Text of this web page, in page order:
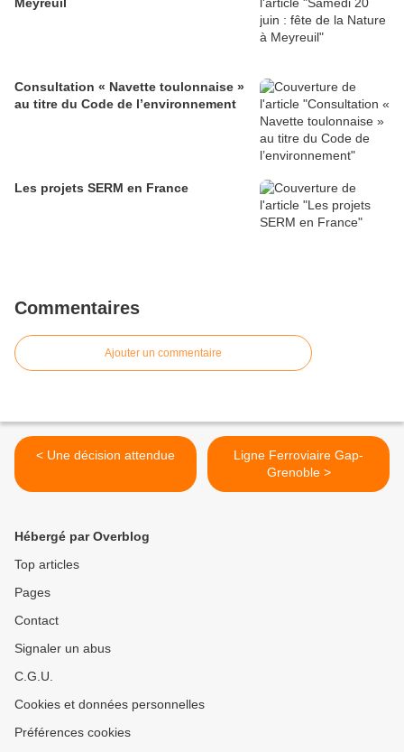
Consultation « Navette toulonnaise »
au titre du Code de l’environnement
Les projets SERM en France
Commentaires
Ajouter un commentaire
< Une décision attendue
Ligne Ferroviaire Gap-
Grenoble >
Hébergé par Overblog
Top articles
Pages
Contact
Signaler un abus
C.G.U.
Cookies et données personnelles
Préférences cookies